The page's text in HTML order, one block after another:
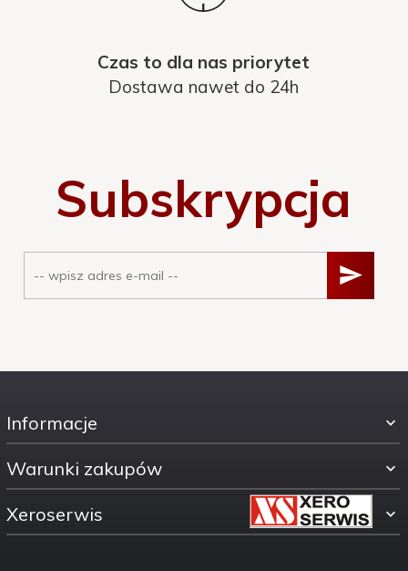
Czas to dla nas priorytet
Dostawa nawet do 24h
Subskrypcja
Informacje
Warunki zakupów
Xeroserwis